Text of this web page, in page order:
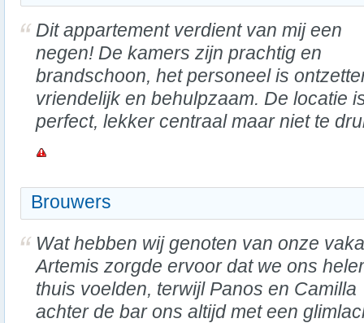
Dit appartement verdient van mij een
negen! De kamers zijn prachtig en
brandschoon, het personeel is
vriendelijk en behulpzaam. De locatie
perfect, lekker centraal maar niet te
Brouwers
Wat hebben wij genoten van onze
Artemis zorgde ervoor dat we ons
thuis voelden, terwijl Panos en Camilla
achter de bar ons altijd met een